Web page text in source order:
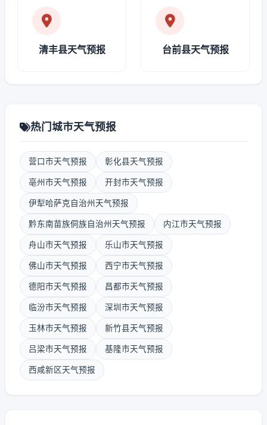
清丰县天气预报 台前县天气预报
热门城市天气预报
营口市天气预报 彰化县天气预报
亳州市天气预报 开封市天气预报
伊犁哈萨克自治州天气预报
黔东南苗族侗族自治州天气预报 内江市天气预报
舟山市天气预报 乐山市天气预报
佛山市天气预报 西宁市天气预报
德阳市天气预报 昌都市天气预报
临汾市天气预报 深圳市天气预报
玉林市天气预报 新竹县天气预报
吕梁市天气预报 基隆市天气预报
西咸新区天气预报